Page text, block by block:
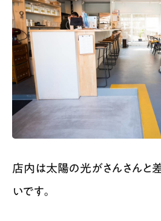
店内は太陽の光がさんさんと
いです。